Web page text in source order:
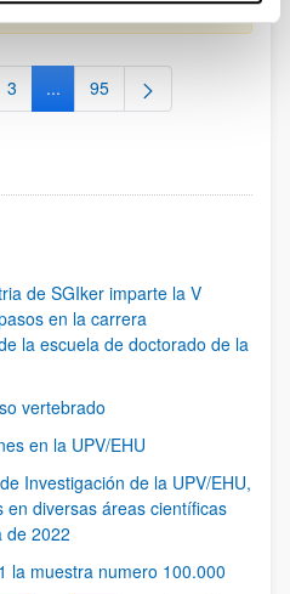
Página
3 ...Páginas intermedias Use TAB
Página
95
de SGIker imparte la V
en la carrera
la escuela de doctorado de la
vertebrado
en la UPV/EHU
Investigación de la UPV/EHU,
en diversas áreas científicas
de 2022
la muestra numero 100.000